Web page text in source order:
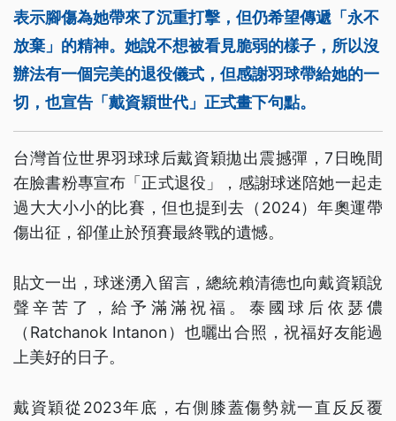
表示腳傷為她帶來了沉重打擊，但仍希望傳遞「永不
放棄」的精神。她說不想被看見脆弱的樣子，所以沒
辦法有一個完美的退役儀式，但感謝羽球帶給她的一
切，也宣告「戴資穎世代」正式畫下句點。
台灣首位世界羽球球后戴資穎拋出震撼彈，7日晚間
在臉書粉專宣布「正式退役」，感謝球迷陪她一起走
過大大小小的比賽，但也提到去（2024）年奧運帶
傷出征，卻僅止於預賽最終戰的遺憾。
貼文一出，球迷湧入留言，總統賴清德也向戴資穎說
聲辛苦了，給予滿滿祝福。泰國球后依瑟儂
（Ratchanok Intanon）也曬出合照，祝福好友能過
上美好的日子。
戴資穎從2023年底，右側膝蓋傷勢就一直反反覆